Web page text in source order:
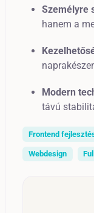
Személyre
hanem a
Modern
távú
Frontend
Webdesign